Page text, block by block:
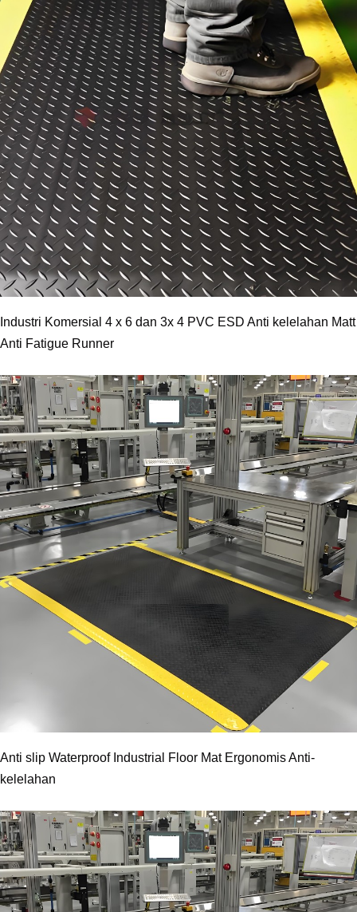
Industri Komersial 4 x 6 dan 3x 4 PVC ESD Anti kelelahan Matt
Anti Fatigue Runner
Anti slip Waterproof Industrial Floor Mat Ergonomis Anti-
kelelahan